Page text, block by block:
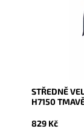
STŘEDNĚ
H7150
829 Kč